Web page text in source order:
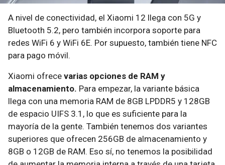
A nivel de conectividad, el Xiaomi 12 llega con 5G y
Bluetooth 5.2, pero también incorpora soporte para
redes WiFi 6 y WiFi 6E. Por supuesto, también tiene NFC
para pago móvil.
Xiaomi ofrece varias opciones de RAM y
almacenamiento. Para empezar, la variante básica
llega con una memoria RAM de 8GB LPDDR5 y 128GB
de espacio UIFS 3.1, lo que es suficiente para la
mayoría de la gente. También tenemos dos variantes
superiores que ofrecen 256GB de almacenamiento y
8GB o 12GB de RAM. Eso sí, no tenemos la posibilidad